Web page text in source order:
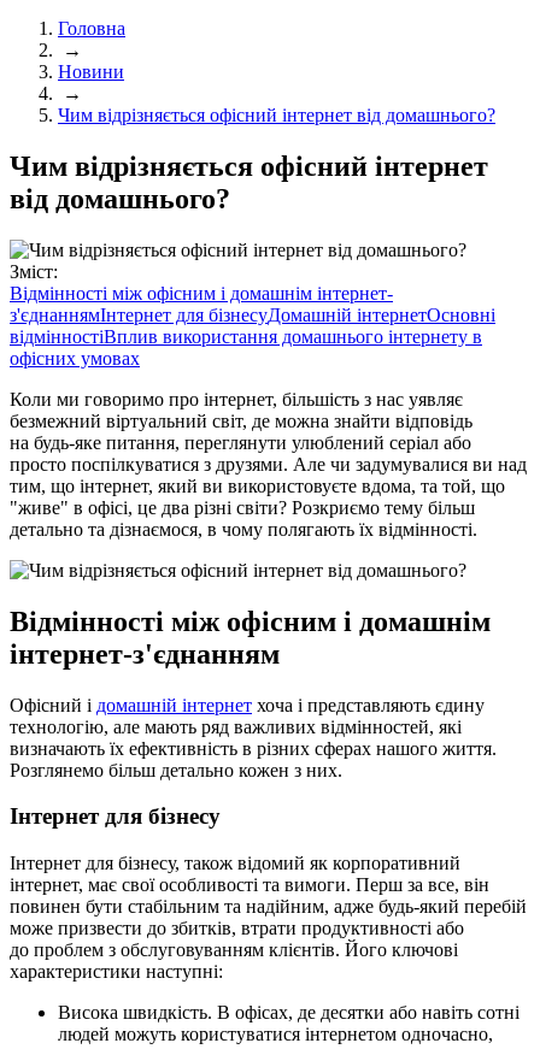
Головна
→
Новини
→
Чим відрізняється офісний інтернет від домашнього?
Чим відрізняється офісний інтернет
від домашнього?
Зміст:
Відмінності між офісним і домашнім інтернет-
з'єднаннямІнтернет для бізнесуДомашній інтернетОсновні
відмінностіВплив використання домашнього інтернету в
офісних умовах
Коли ми говоримо про інтернет, більшість з нас уявляє
безмежний віртуальний світ, де можна знайти відповідь
на будь-яке питання, переглянути улюблений серіал або
просто поспілкуватися з друзями. Але чи задумувалися ви над
тим, що інтернет, який ви використовуєте вдома, та той, що
"живе" в офісі, це два різні світи? Розкриємо тему більш
детально та дізнаємося, в чому полягають їх відмінності.
Відмінності між офісним і домашнім
інтернет-з'єднанням
Офісний і домашній інтернет хоча і представляють єдину
технологію, але мають ряд важливих відмінностей, які
визначають їх ефективність в різних сферах нашого життя.
Розглянемо більш детально кожен з них.
Інтернет для бізнесу
Інтернет для бізнесу, також відомий як корпоративний
інтернет, має свої особливості та вимоги. Перш за все, він
повинен бути стабільним та надійним, адже будь-який перебій
може призвести до збитків, втрати продуктивності або
до проблем з обслуговуванням клієнтів. Його ключові
характеристики наступні:
Висока швидкість. В офісах, де десятки або навіть сотні
людей можуть користуватися інтернетом одночасно,